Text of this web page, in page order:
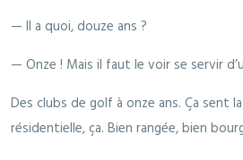
— Il a quoi, douze ans ?
— Onze ! Mais il faut le voir se servir
Des clubs de golf à onze ans. Ça sent
résidentielle, ça. Bien rangée, bien